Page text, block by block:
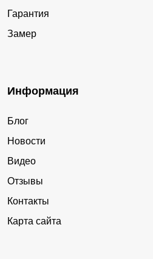
Гарантия
Замер
Информация
Блог
Новости
Видео
Отзывы
Контакты
Карта сайта